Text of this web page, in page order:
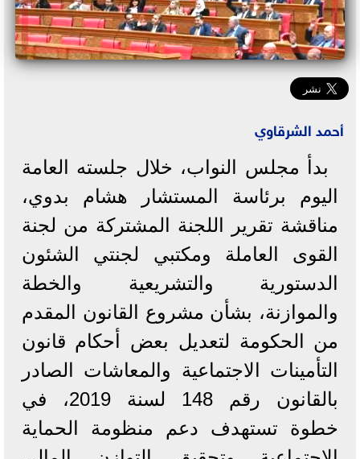
أحمد الشرقاوي
بدأ مجلس النواب، خلال جلسته العامة
اليوم برئاسة المستشار هشام بدوي،
مناقشة تقرير اللجنة المشتركة من لجنة
القوى العاملة ومكتبي لجنتي الشئون
الدستورية والتشريعية والخطة
والموازنة، بشأن مشروع القانون المقدم
من الحكومة لتعديل بعض أحكام قانون
التأمينات الاجتماعية والمعاشات الصادر
بالقانون رقم 148 لسنة 2019، في
خطوة تستهدف دعم منظومة الحماية